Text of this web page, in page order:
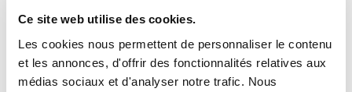
Ce site web utilise des cookies.
Les cookies nous permettent de personnaliser le contenu
et les annonces, d'offrir des fonctionnalités relatives aux
médias sociaux et d'analyser notre trafic. Nous
205,74 €